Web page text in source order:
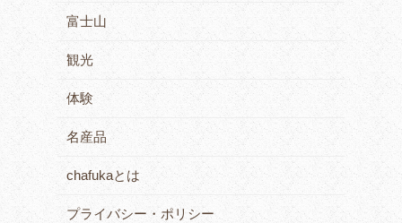
富士山
観光
体験
名産品
chafukaとは
プライバシー・ポリシー